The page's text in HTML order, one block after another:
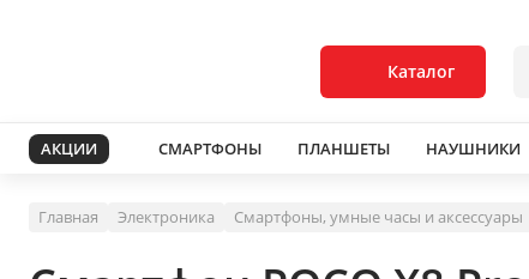
Каталог
АКЦИИ СМАРТФОНЫ ПЛАНШЕТЫ НАУШНИКИ
Главная Электроника Смартфоны, умные часы и аксессуары